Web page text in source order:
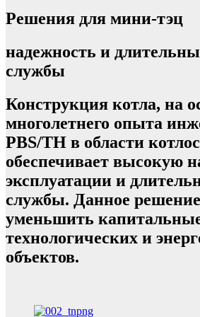
Решения для мини-тэц
надежность и
службы
Конструкция котла, на
многолетнего опыта
PBS/TH в области
обеспечивает высокую
эксплуатации и
службы. Данное
уменьшить
технологических и
объектов.